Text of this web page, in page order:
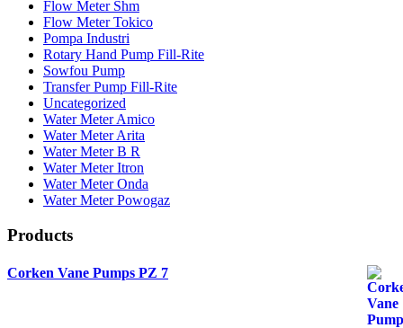
Flow Meter Shm
Flow Meter Tokico
Pompa Industri
Rotary Hand Pump Fill-Rite
Sowfou Pump
Transfer Pump Fill-Rite
Uncategorized
Water Meter Amico
Water Meter Arita
Water Meter B R
Water Meter Itron
Water Meter Onda
Water Meter Powogaz
Products
Corken Vane Pumps PZ 7